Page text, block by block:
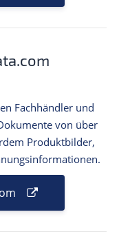
Fachhändler und
von über
Produktbilder,